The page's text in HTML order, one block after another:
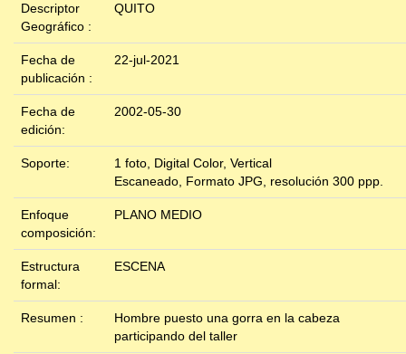
Descriptor
Geográfico :
QUITO
Fecha de
publicación :
22-jul-2021
Fecha de
edición:
2002-05-30
Soporte:
1 foto, Digital Color, Vertical
Escaneado, Formato JPG, resolución 300 ppp.
Enfoque
composición:
PLANO MEDIO
Estructura
formal:
ESCENA
Resumen :
Hombre puesto una gorra en la cabeza
participando del taller